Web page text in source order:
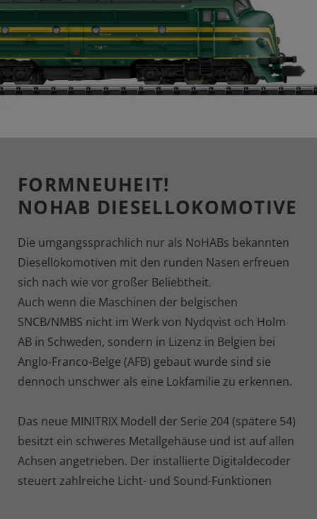
FORMNEUHEIT!
NOHAB DIESELLOKOMOTIVE
Die umgangssprachlich nur als NoHABs bekannten
Diesellokomotiven mit den runden Nasen erfreuen
sich nach wie vor großer Beliebtheit.
Auch wenn die Maschinen der belgischen
SNCB/NMBS nicht im Werk von Nydqvist och Holm
AB in Schweden, sondern in Lizenz in Belgien bei
Anglo-Franco-Belge (AFB) gebaut wurde sind sie
dennoch unschwer als eine Lokfamilie zu erkennen.
Das neue MINITRIX Modell der Serie 204 (spätere 54)
besitzt ein schweres Metallgehäuse und ist auf allen
Achsen angetrieben. Der installierte Digitaldecoder
steuert zahlreiche Licht- und Sound-Funktionen